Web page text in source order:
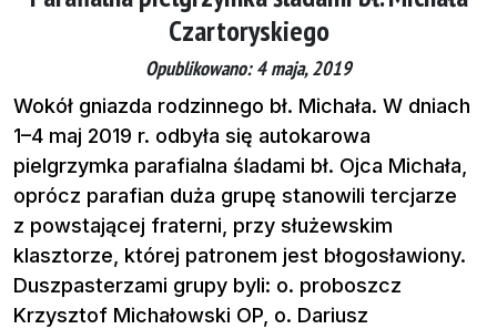
Czartoryskiego
Opublikowano: 4 maja, 2019
Wokół gniazda rodzinnego bł. Michała. W dniach
1–4 maj 2019 r. odbyła się autokarowa
pielgrzymka parafialna śladami bł. Ojca Michała,
oprócz parafian duża grupę stanowili tercjarze
z powstającej fraterni, przy służewskim
klasztorze, której patronem jest błogosławiony.
Duszpasterzami grupy byli: o. proboszcz
Krzysztof Michałowski OP, o. Dariusz